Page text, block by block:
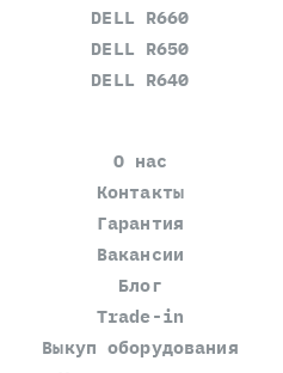
DELL R660
DELL R650
DELL R640
О нас
Контакты
Гарантия
Вакансии
Блог
Trade-in
Выкуп оборудования